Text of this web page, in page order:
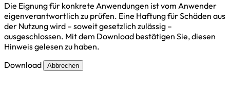
Die Eignung für konkrete Anwendungen ist vom Anwender
eigenverantwortlich zu prüfen. Eine Haftung für Schäden aus
der Nutzung wird – soweit gesetzlich zulässig –
ausgeschlossen. Mit dem Download bestätigen Sie, diesen
Hinweis gelesen zu haben.
Download
Abbrechen